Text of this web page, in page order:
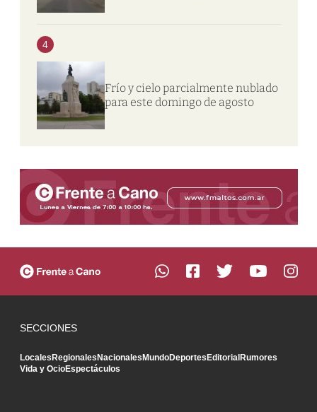
4
Frío y cielo parcialmente nublado
para este domingo de agosto
SECCIONES
LocalesRegionalesNacionalesMundoDeportesEditorialRumores
Vida y OcioEspectáculos